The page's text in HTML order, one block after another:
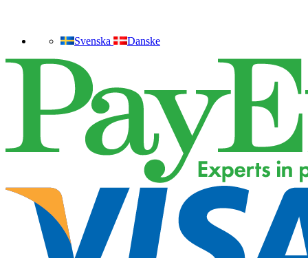
Svenska Danske